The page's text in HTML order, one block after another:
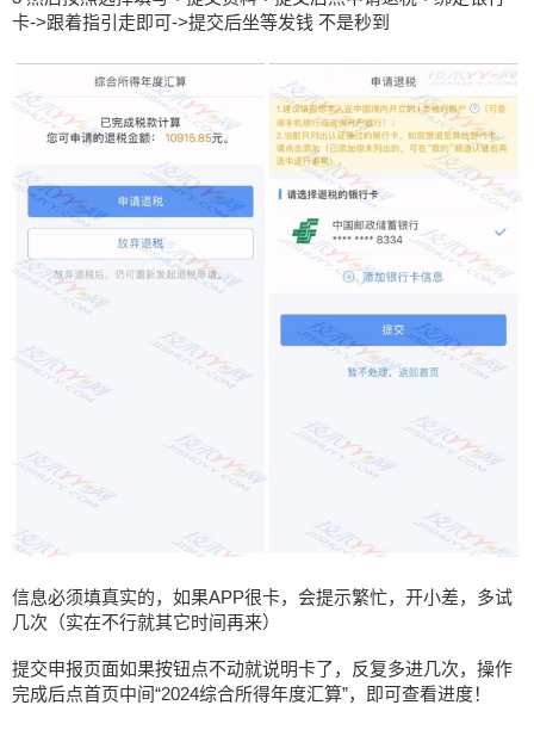
卡->跟着指引走即可->提交后坐等发钱 不是秒到
信息必须填真实的，如果APP很卡，会提示繁忙，开小差，多试
几次（实在不行就其它时间再来）
提交申报页面如果按钮点不动就说明卡了，反复多进几次，操作
完成后点首页中间“2024综合所得年度汇算”，即可查看进度！